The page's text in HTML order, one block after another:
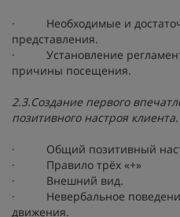
· Необходимые и
представления.
· Установление
причины посещения.
2.3.Создание первого
позитивного настроя клиента.
· Общий позитивный
· Правило трёх «+»
· Внешний вид.
· Невербальное
движения.